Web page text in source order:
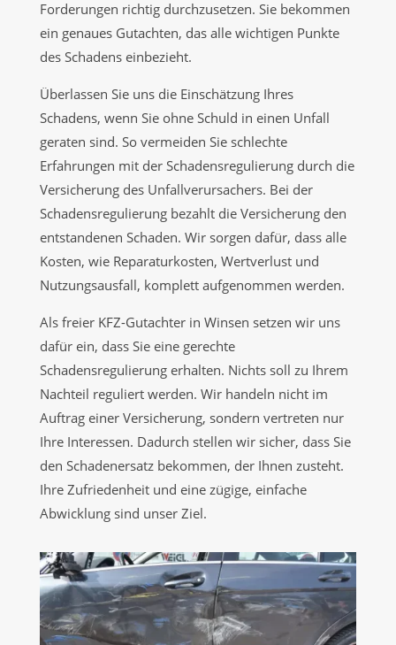
Forderungen richtig durchzusetzen. Sie bekommen
ein genaues Gutachten, das alle wichtigen Punkte
des Schadens einbezieht.
Überlassen Sie uns die Einschätzung Ihres
Schadens, wenn Sie ohne Schuld in einen Unfall
geraten sind. So vermeiden Sie schlechte
Erfahrungen mit der Schadensregulierung durch die
Versicherung des Unfallverursachers. Bei der
Schadensregulierung bezahlt die Versicherung den
entstandenen Schaden. Wir sorgen dafür, dass alle
Kosten, wie Reparaturkosten, Wertverlust und
Nutzungsausfall, komplett aufgenommen werden.
Als freier KFZ-Gutachter in Winsen setzen wir uns
dafür ein, dass Sie eine gerechte
Schadensregulierung erhalten. Nichts soll zu Ihrem
Nachteil reguliert werden. Wir handeln nicht im
Auftrag einer Versicherung, sondern vertreten nur
Ihre Interessen. Dadurch stellen wir sicher, dass Sie
den Schadenersatz bekommen, der Ihnen zusteht.
Ihre Zufriedenheit und eine zügige, einfache
Abwicklung sind unser Ziel.